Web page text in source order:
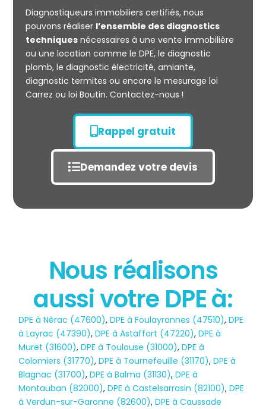
Mesurage
CARREZ
État des risques
POLLUTION
Diagnostiqueurs immobiliers certifiés, nous
pouvons réaliser l’ensemble des diagnostics
techniquesnécessaires à une vente immobilière
ou une location comme le DPE, le diagnostic
plomb, le diagnostic électricité, amiante,
diagnostic termites ou encore le mesurage loi
Carrez ou loi Boutin. Contactez-nous !
Rappel gratuit
Demandez votre devis
Nous réalisons
aussi votre DPE à:
DPE à Nérac (47600),DPE à Foulayronnes (47510),DPE
à Layrac (47390),DPE à Astaffort (47220),DPE à
Muret (31600),DPE à Toulouse (31000),DPE à
Colomiers (31770),DPE à Tournefeuille (31170),DPE à
Blagnac (31700),DPE à Balma (31130),DPE à
Montauban (82000),DPE à Castelsarrasin (82100),DPE
à Verdun-sur-Garonne (82600),DPE à Caussade